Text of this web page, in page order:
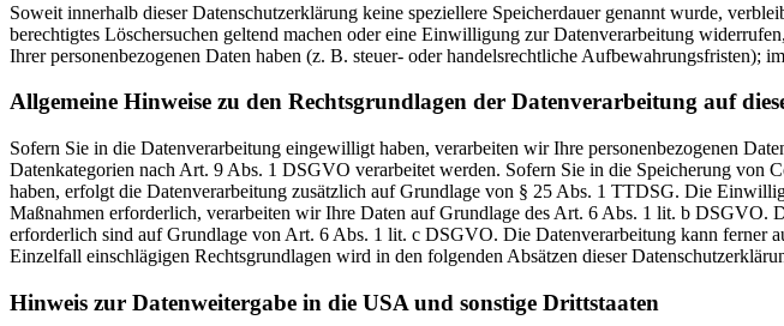
Soweit innerhalb dieser Datenschutzerklärung keine speziellere Speicherdauer genannt wurde,
berechtigtes Löschersuchen geltend machen oder eine Einwilligung zur Datenverarbeitung
Ihrer personenbezogenen Daten haben (z. B. steuer- oder handelsrechtliche Aufbewahrungsfristen);
Allgemeine Hinweise zu den Rechtsgrundlagen der Datenverarbeitung auf
Sofern Sie in die Datenverarbeitung eingewilligt haben, verarbeiten wir Ihre personenbezogenen
Datenkategorien nach Art. 9 Abs. 1 DSGVO verarbeitet werden. Sofern Sie in die Speicherung
haben, erfolgt die Datenverarbeitung zusätzlich auf Grundlage von § 25 Abs. 1 TTDSG. Die
Maßnahmen erforderlich, verarbeiten wir Ihre Daten auf Grundlage des Art. 6 Abs. 1 lit. b
erforderlich sind auf Grundlage von Art. 6 Abs. 1 lit. c DSGVO. Die Datenverarbeitung kann ferner
Einzelfall einschlägigen Rechtsgrundlagen wird in den folgenden Absätzen dieser
Hinweis zur Datenweitergabe in die USA und sonstige Drittstaaten